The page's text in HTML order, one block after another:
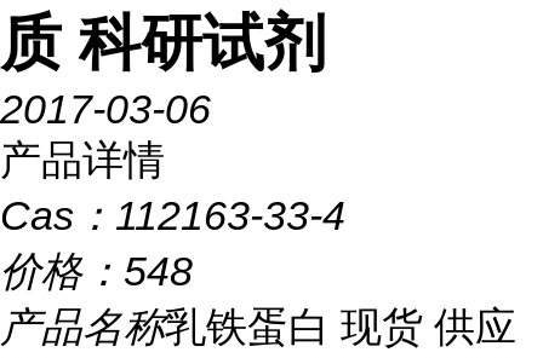
质 科研试剂
2017-03-06
产品详情
Cas： 112163-33-4
价格： 548
产品名称乳铁蛋白 现货 供应